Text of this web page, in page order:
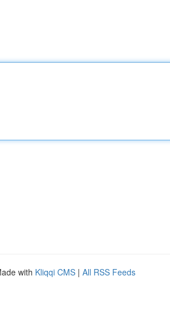
with Kliqqi CMS | All RSS Feeds